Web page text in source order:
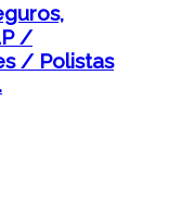
/
/ Polistas